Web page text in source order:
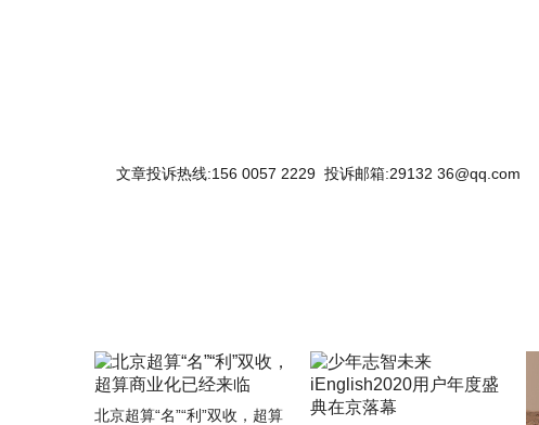
文章投诉热线:156 0057 2229 投诉邮箱:29132 36@qq.com
北京超算“名”“利”双收，超算